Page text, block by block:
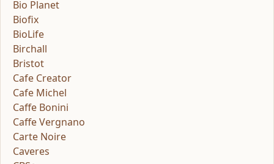
Bio Planet
Biofix
BioLife
Birchall
Bristot
Cafe Creator
Cafe Michel
Caffe Bonini
Caffe Vergnano
Carte Noire
Caveres